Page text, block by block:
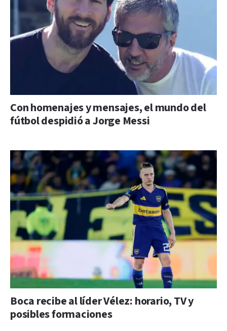
Con homenajes y mensajes, el mundo del
fútbol despidió a Jorge Messi
Boca recibe al líder Vélez: horario, TV y
posibles formaciones